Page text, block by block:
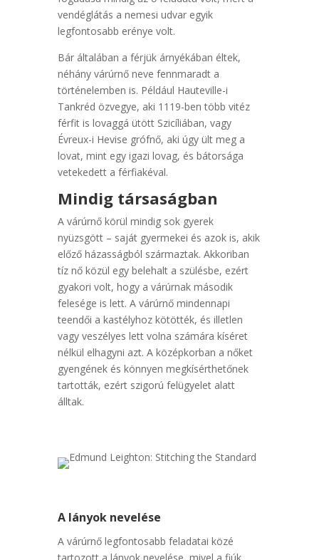
vendéglátás a nemesi udvar egyik
legfontosabb erénye volt.
Bár általában a férjük árnyékában éltek,
néhány várúrnő neve fennmaradt a
történelemben is. Például Hauteville-i
Tankréd özvegye, aki 1119-ben több vitéz
férfit is lovaggá ütött Szicíliában, vagy
Évreux-i Hevise grófnő, aki úgy ült meg a
lovat, mint egy igazi lovag, és bátorsága
vetekedett a férfiakéval.
Mindig társaságban
A várúrnő körül mindig sok gyerek
nyüzsgött – saját gyermekei és azok is, akik
előző házasságból származtak. Akkoriban
tíz nő közül egy belehalt a szülésbe, ezért
gyakori volt, hogy a várúrnak második
felesége is lett. A várúrnő mindennapi
teendői a kastélyhoz kötötték, és illetlen
vagy veszélyes lett volna számára kíséret
nélkül elhagyni azt. A középkorban a nőket
gyengének és könnyen megkísérthetőnek
tartották, ezért szigorú felügyelet alatt
álltak.
A lányok nevelése
A várúrnő legfontosabb feladatai közé